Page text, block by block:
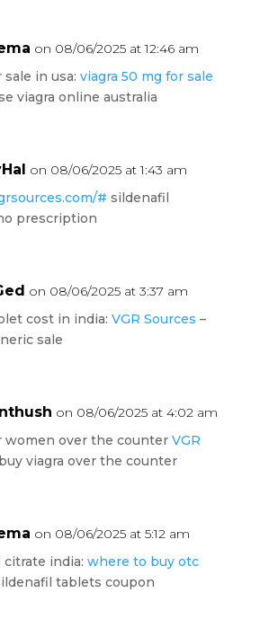
on 08/06/2025 at 12:46 am
sale in usa: viagra 50 mg for sale
viagra online australia
on 08/06/2025 at 1:43 am
# sildenafil
prescription
on 08/06/2025 at 3:37 am
cost in india: VGR Sources –
sale
on 08/06/2025 at 4:02 am
women over the counter VGR
buy viagra over the counter
on 08/06/2025 at 5:12 am
citrate india: where to buy otc
tablets coupon